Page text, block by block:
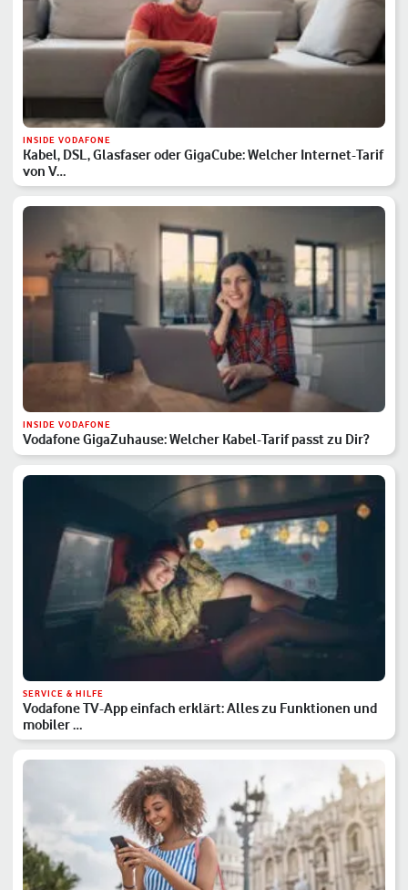
INSIDE VODAFONE
Kabel, DSL, Glasfaser oder GigaCube: Welcher Internet-Tarif
von V…
INSIDE VODAFONE
Vodafone GigaZuhause: Welcher Kabel-Tarif passt zu Dir?
SERVICE & HILFE
Vodafone TV-App einfach erklärt: Alles zu Funktionen und
mobiler …